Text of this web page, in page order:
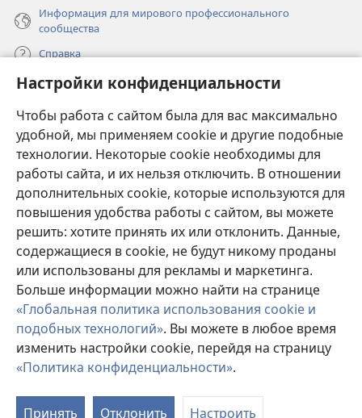
Настройки конфиденциальности
Чтобы работа с сайтом была для вас максимально
удобной, мы применяем cookie и другие подобные
технологии. Некоторые cookie необходимы для
работы сайта, и их нельзя отключить. В отношении
дополнительных cookie, которые используются для
повышения удобства работы с сайтом, вы можете
решить: хотите принять их или отклонить. Данные,
содержащиеся в cookie, не будут никому проданы
или использованы для рекламы и маркетинга.
Больше информации можно найти на странице
«Глобальная политика использования cookie и
подобных технологий». Вы можете в любое время
изменить настройки cookie, перейдя на страницу
«Политика конфиденциальности».
Принять Отклонить Настроить
Информация для мирового профессионального
сообщества
Справка
Пожертвования
в
новом
окне)
ОНЛАЙН-БИБЛИОТЕКА Сторожевой башни
(открывается
новом
окне)
JW Hub®
(открывается
в
новом
окне)
JW Library ®
Watchtower Library
Copyright© 2026 Watch Tower Bible and Tract Society of Pennsylvania.
УСЛОВИЯ ИСПОЛЬЗОВАНИЯ|ПОЛИТИКА
КОНФИДЕНЦИАЛЬНОСТИ|НАСТРОЙКИ
КОНФИДЕНЦИАЛЬНОСТИ